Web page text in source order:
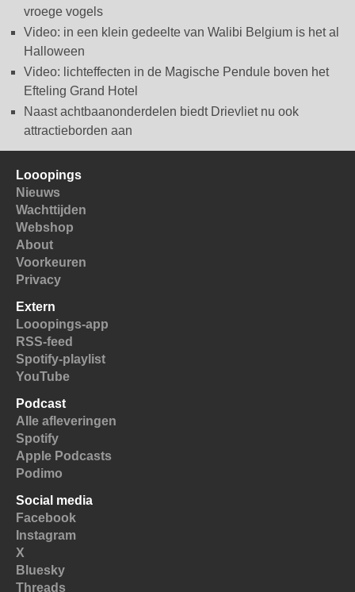
vroege vogels
Video: in een klein gedeelte van Walibi Belgium is het al
Halloween
Video: lichteffecten in de Magische Pendule boven het
Efteling Grand Hotel
Naast achtbaanonderdelen biedt Drievliet nu ook
attractieborden aan
Looopings
Nieuws
Wachttijden
Webshop
About
Voorkeuren
Privacy
Extern
Looopings-app
RSS-feed
Spotify-playlist
YouTube
Podcast
Alle afleveringen
Spotify
Apple Podcasts
Podimo
Social media
Facebook
Instagram
X
Bluesky
Threads